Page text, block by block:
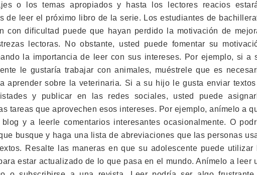
o los temas apropiados y hasta los lectores reacios
de leer el próximo libro de la serie. Los estudiantes de
con dificultad puede que hayan perdido la motivación de
lectoras. No obstante, usted puede fomentar su
la importancia de leer con sus intereses. Por ejemplo, si a
le gustaría trabajar con animales, muéstrele que es
aprender sobre la veterinaria. Si a su hijo le gusta enviar
y publicar en las redes sociales, usted puede
tareas que aprovechen esos intereses. Por ejemplo, anímelo a
y a leerle comentarios interesantes ocasionalmente. O
busque y haga una lista de abreviaciones que las personas
Resalte las maneras en que su adolescente puede utilizar
estar actualizado de lo que pasa en el mundo. Anímelo a leer